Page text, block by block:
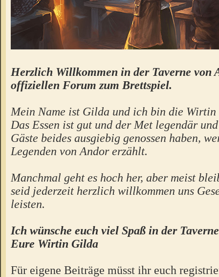
Herzlich Willkommen in der Taverne von
offiziellen Forum zum Brettspiel.
Mein Name ist Gilda und ich bin die Wirtin
Das Essen ist gut und der Met legendär
Gäste beides ausgiebig genossen haben,
Legenden von Andor erzählt.
Manchmal geht es hoch her, aber meist
seid jederzeit herzlich willkommen uns
leisten.
Ich wünsche euch viel Spaß in der
Eure Wirtin Gilda
Für eigene Beiträge müsst ihr euch